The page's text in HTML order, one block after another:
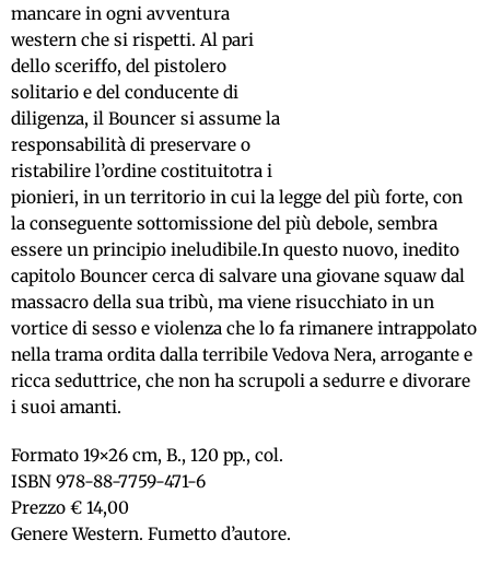
mancare in ogni avventura
western che si rispetti. Al pari
dello sceriffo, del pistolero
solitario e del conducente di
diligenza, il Bouncer si assume la
responsabilità di preservare o
ristabilire l’ordine costituitotra i
pionieri, in un territorio in cui la legge del più forte, con
la conseguente sottomissione del più debole, sembra
essere un principio ineludibile.In questo nuovo, inedito
capitolo Bouncer cerca di salvare una giovane squaw dal
massacro della sua tribù, ma viene risucchiato in un
vortice di sesso e violenza che lo fa rimanere intrappolato
nella trama ordita dalla terribile Vedova Nera, arrogante e
ricca seduttrice, che non ha scrupoli a sedurre e divorare
i suoi amanti.
Formato 19×26 cm, B., 120 pp., col.
ISBN 978-88-7759-471-6
Prezzo € 14,00
Genere Western. Fumetto d’autore.